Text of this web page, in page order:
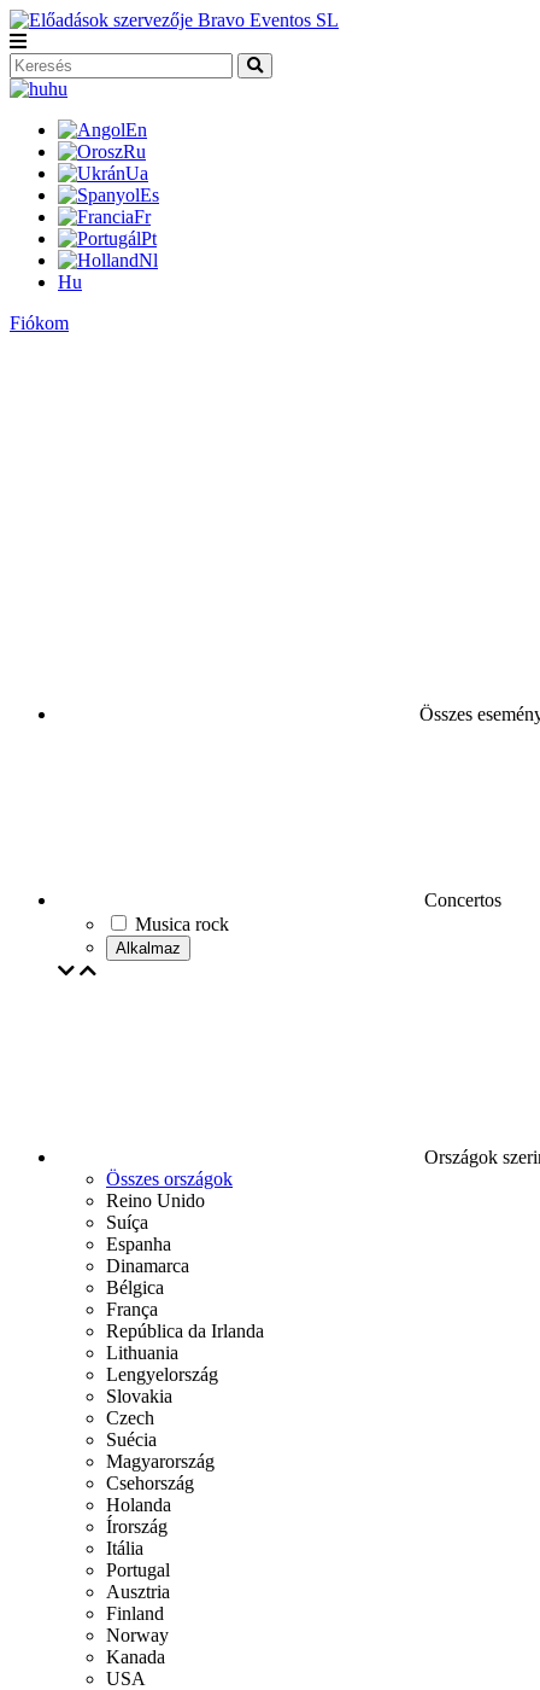
hu
En
Ru
Ua
Es
Fr
Pt
Nl
Hu
Fiókom
Összes
Concertos
Musica rock
Alkalmaz
Országok
Összes országok
Reino Unido
Suíça
Espanha
Dinamarca
Bélgica
França
República da Irlanda
Lithuania
Lengyelország
Slovakia
Czech
Suécia
Magyarország
Csehország
Holanda
Írország
Itália
Portugal
Ausztria
Finland
Norway
Kanada
USA